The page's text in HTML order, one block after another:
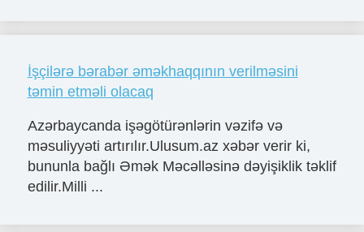
İşçilərə bərabər əməkhaqqının verilməsini
təmin etməli olacaq
Azərbaycanda işəgötürənlərin vəzifə və
məsuliyyəti artırılır.Ulusum.az xəbər verir ki,
bununla bağlı Əmək Məcəlləsinə dəyişiklik təklif
edilir.Milli ...